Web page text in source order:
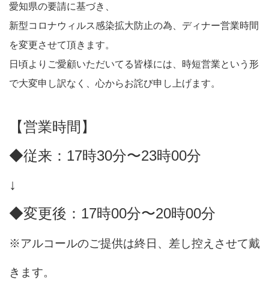
愛知県の要請に基づき、
新型コロナウィルス感染拡大防止の為、ディナー営業時間
を変更させて頂きます。
日頃よりご愛顧いただいてる皆様には、時短営業という形
で大変申し訳なく、心からお詫び申し上げます。
【営業時間】
◆従来：17時30分〜23時00分
↓
◆変更後：17時00分〜20時00分
※アルコールのご提供は終日、差し控えさせて戴
きます。